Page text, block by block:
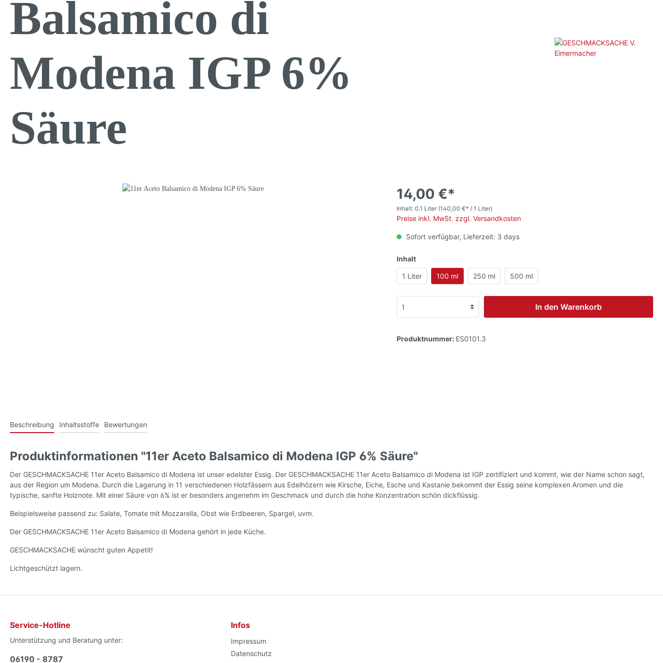
Balsamico di
Modena IGP 6%
Säure
14,00 €*
Inhalt: 0.1 Liter (140,00 €* / 1 Liter)
Preise inkl. MwSt. zzgl. Versandkosten
Sofort verfügbar, Lieferzeit: 3 days
Inhalt
1 Liter 100 ml 250 ml 500 ml
In den Warenkorb
Produktnummer: ES0101.3
Beschreibung Inhaltsstoffe Bewertungen
Produktinformationen "11er Aceto Balsamico di Modena IGP 6% Säure"
Der GESCHMACKSACHE 11er Aceto Balsamico di Modena ist unser edelster Essig. Der GESCHMACKSACHE 11er Aceto Balsamico di Modena ist IGP zertifiziert und kommt, wie der Name schon sagt,
aus der Region um Modena. Durch die Lagerung in 11 verschiedenen Holzfässern aus Edelhözern wie Kirsche, Eiche, Esche und Kastanie bekommt der Essig seine komplexen Aromen und die
typische, sanfte Holznote. Mit einer Säure von 6% ist er besonders angenehm im Geschmack und durch die hohe Konzentration schön dickflüssig.
Beispielsweise passend zu: Salate, Tomate mit Mozzarella, Obst wie Erdbeeren, Spargel, uvm.
Der GESCHMACKSACHE 11er Aceto Balsamico di Modena gehört in jede Küche.
GESCHMACKSACHE wünscht guten Appetit!
Lichtgeschützt lagern.
Service-Hotline
Unterstützung und Beratung unter:
06190 - 8787
Infos
Impressum
Datenschutz